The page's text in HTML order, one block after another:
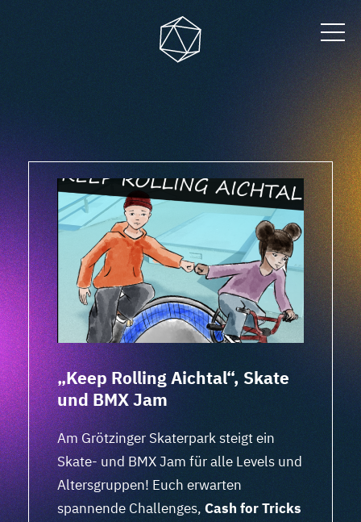
„Keep Rolling Aichtal“, Skate
und BMX Jam
Am Grötzinger Skaterpark steigt ein
Skate- und BMX Jam für alle Levels und
Altersgruppen! Euch erwarten
spannende Challenges, Cash for Tricks